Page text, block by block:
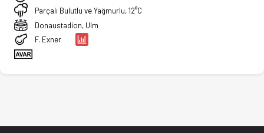
Parçalı Bulutlu ve Yağmurlu, 12°C
Donaustadion, Ulm
F. Exner